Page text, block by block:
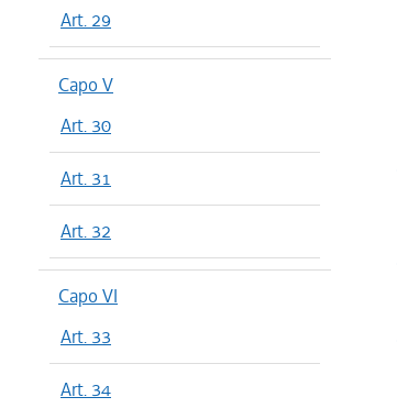
Art. 29
Capo V
Art. 30
Art. 31
Art. 32
Capo VI
Art. 33
Art. 34